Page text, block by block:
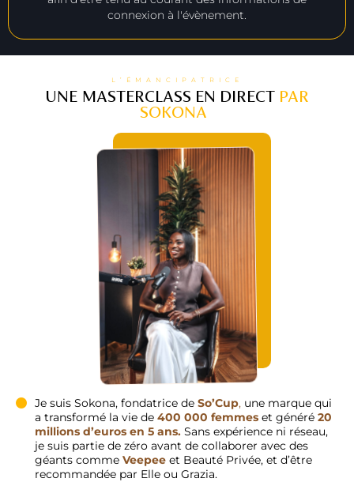
connexion à l'évènement.
L’ÉMANCIPATRICE
UNE MASTERCLASS EN DIRECT PAR
SOKONA
Je suis Sokona, fondatrice de So’Cup, une marque qui
a transformé la vie de 400 000 femmes et généré 20
millions d’euros en 5 ans. Sans expérience ni réseau,
je suis partie de zéro avant de collaborer avec des
géants comme Veepee et Beauté Privée, et d’être
recommandée par Elle ou Grazia.